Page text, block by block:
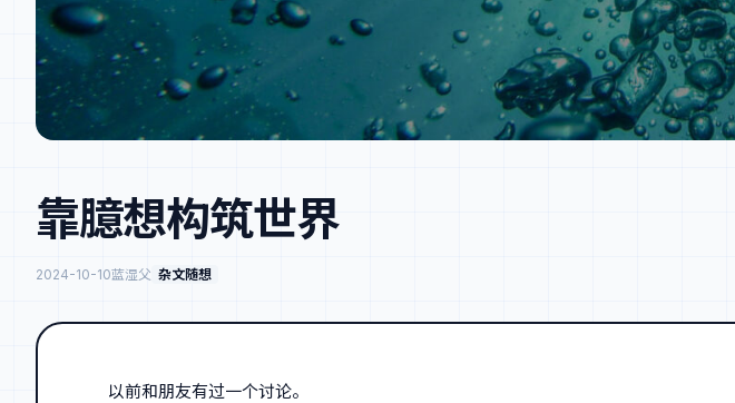
靠臆想构筑世界
2024-10-10蓝湿父 杂文随想
以前和朋友有过一个讨论。